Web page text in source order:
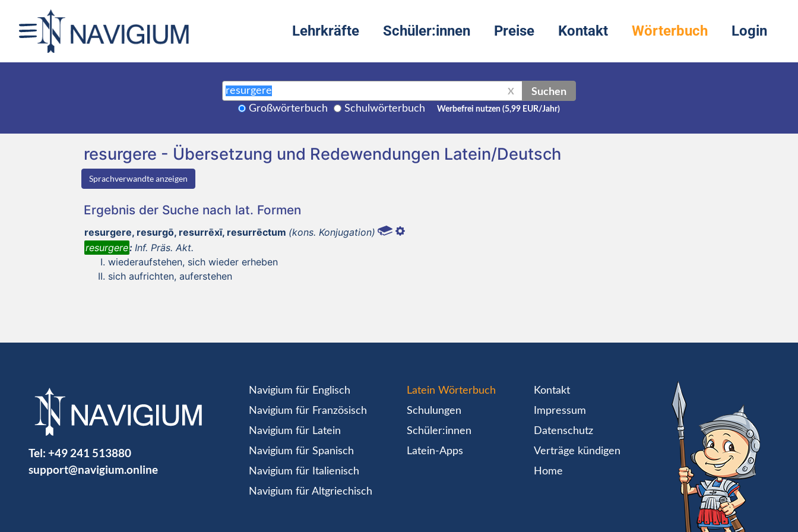
Lehrkräfte Schüler:innen Preise Kontakt Wörterbuch Login
X Suchen
Großwörterbuch Schulwörterbuch Werbefrei nutzen (5,99 EUR/Jahr)
resurgere - Übersetzung und Redewendungen Latein/Deutsch
Sprachverwandte anzeigen
Ergebnis der Suche nach lat. Formen
resurgere, resurgō, resurrēxī, resurrēctum (kons. Konjugation)
resurgere: Inf. Präs. Akt.
wiederaufstehen, sich wieder erheben
sich aufrichten, auferstehen
Tel: +49 241 513880
support@navigium.online
Navigium für Englisch
Navigium für Französisch
Navigium für Latein
Navigium für Spanisch
Navigium für Italienisch
Navigium für Altgriechisch
Latein Wörterbuch
Schulungen
Schüler:innen
Latein-Apps
Kontakt
Impressum
Datenschutz
Verträge kündigen
Home